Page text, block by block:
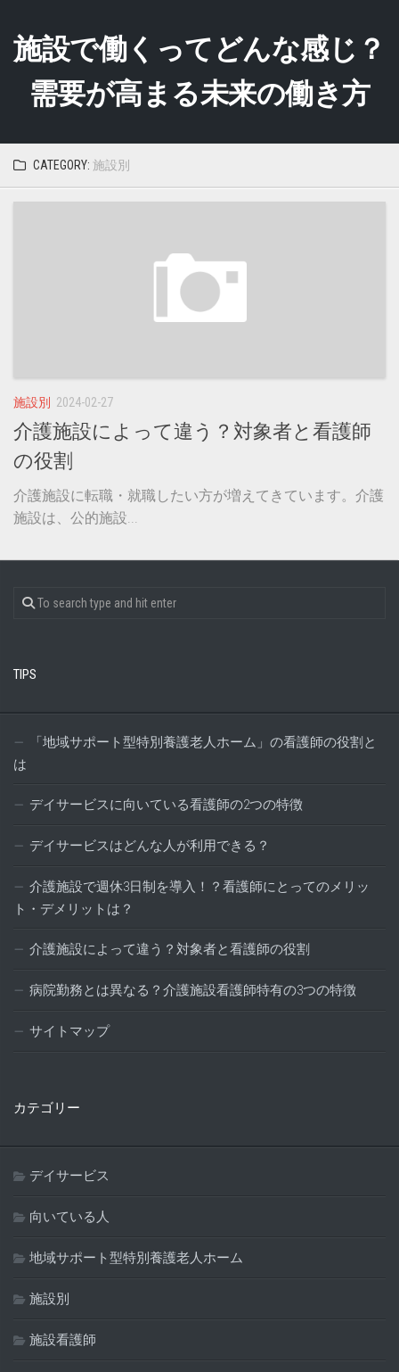
content
施設で働くってどんな感じ？
需要が高まる未来の働き方
CATEGORY: 施設別
施設別 2024-02-27
介護施設によって違う？対象者と看護師
の役割
介護施設に転職・就職したい方が増えてきています。介護
施設は、公的施設...
TIPS
「地域サポート型特別養護老人ホーム」の看護師の役割と
は
デイサービスに向いている看護師の2つの特徴
デイサービスはどんな人が利用できる？
介護施設で週休3日制を導入！？看護師にとってのメリッ
ト・デメリットは？
介護施設によって違う？対象者と看護師の役割
病院勤務とは異なる？介護施設看護師特有の3つの特徴
サイトマップ
カテゴリー
デイサービス
向いている人
地域サポート型特別養護老人ホーム
施設別
施設看護師